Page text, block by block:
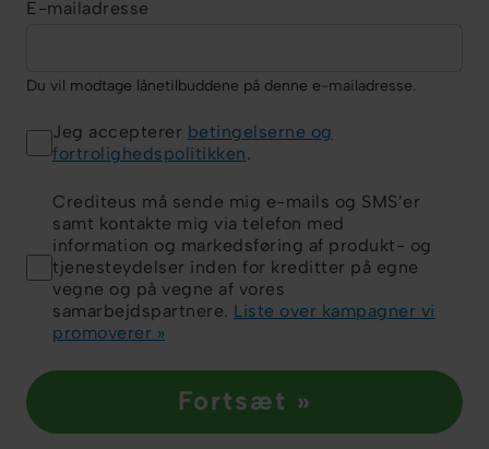
E-mailadresse
Du vil modtage lånetilbuddene på denne e-mailadresse.
Jeg accepterer betingelserne og
fortrolighedspolitikken.
Crediteus må sende mig e-mails og SMS’er
samt kontakte mig via telefon med
information og markedsføring af produkt- og
tjenesteydelser inden for kreditter på egne
vegne og på vegne af vores
samarbejdspartnere. Liste over kampagner vi
promoverer »
Fortsæt »